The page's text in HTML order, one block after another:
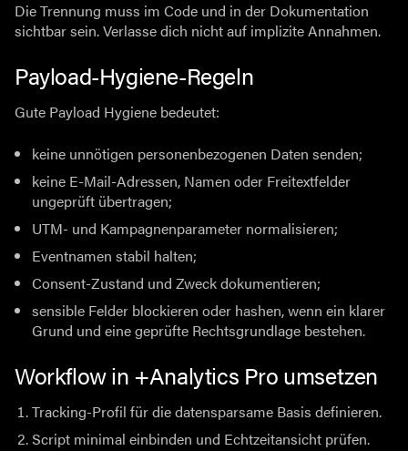
Die Trennung muss im Code und in der Dokumentation
sichtbar sein. Verlasse dich nicht auf implizite Annahmen.
Payload-Hygiene-Regeln
Gute Payload Hygiene bedeutet:
keine unnötigen personenbezogenen Daten senden;
keine E-Mail-Adressen, Namen oder Freitextfelder
ungeprüft übertragen;
UTM- und Kampagnenparameter normalisieren;
Eventnamen stabil halten;
Consent-Zustand und Zweck dokumentieren;
sensible Felder blockieren oder hashen, wenn ein klarer
Grund und eine geprüfte Rechtsgrundlage bestehen.
Workflow in +Analytics Pro umsetzen
Tracking-Profil für die datensparsame Basis definieren.
Script minimal einbinden und Echtzeitansicht prüfen.